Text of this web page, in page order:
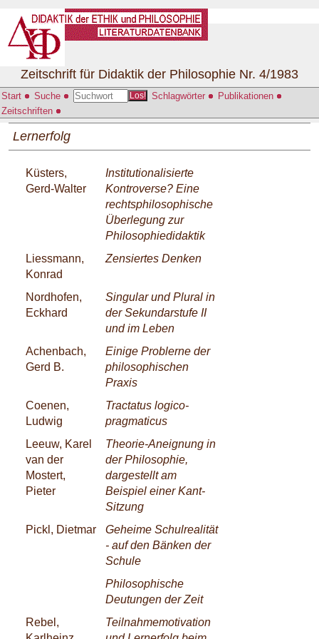
Start Suche Los! Schlagwörter
Publikationen
Zeitschriften
Zeitschrift für Didaktik der Philosophie Nr. 4/1983
Lernerfolg
Küsters,
Gerd-Walter
Institutionalisierte
Kontroverse? Eine
rechtsphilosophische
Überlegung zur
Philosophiedidaktik
Liessmann,
Konrad
Zensiertes Denken
Nordhofen,
Eckhard
Singular und Plural in
der Sekundarstufe II
und im Leben
Achenbach,
Gerd B.
Einige Problerne der
philosophischen
Praxis
Coenen,
Ludwig
Tractatus logico-
pragmaticus
Leeuw, Karel
van der
Mostert,
Pieter
Theorie-Aneignung in
der Philosophie,
dargestellt am
Beispiel einer Kant-
Sitzung
Pickl, Dietmar
Geheime Schulrealität
- auf den Bänken der
Schule
Philosophische
Deutungen der Zeit
Rebel,
Teilnahmemotivation